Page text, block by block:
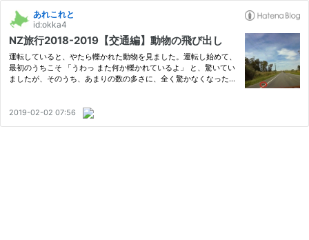
あれこれと
id:okka4
NZ旅行2018-2019【交通編】動物の飛び出し
運転していると、やたら轢かれた動物を見ました。運転し始めて、
最初のうちこそ 「うわっ また何か轢かれているよ」 と、驚いてい
ましたが、そのうち、あまりの数の多さに、全く驚かなくなったほ
2019-02-02 07:56